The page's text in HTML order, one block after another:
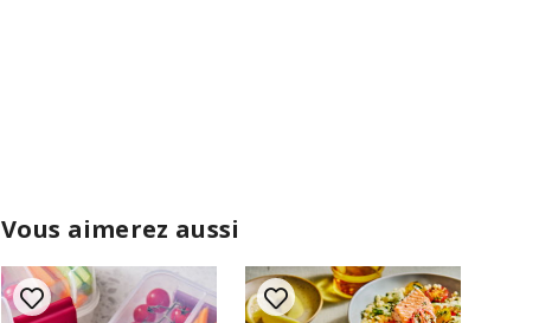
Vous aimerez aussi